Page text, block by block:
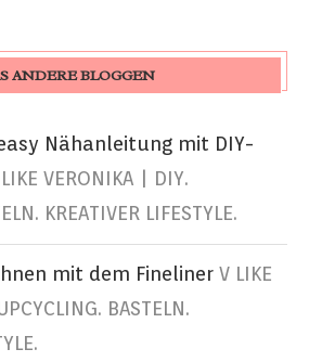
ANDERE BLOGGEN
Nähanleitung mit DIY-
VERONIKA | DIY.
KREATIVER LIFESTYLE.
mit dem Fineliner V LIKE
BASTELN.